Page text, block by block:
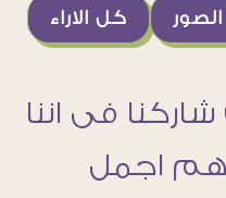
كل الاراء
5000 بيت شاركنا فى اننا
اجمل